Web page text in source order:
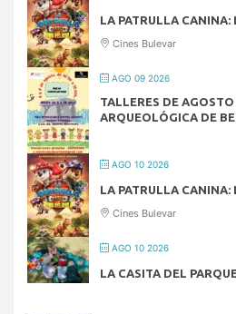
LA PATRULLA CANINA:
Cines Bulevar
AGO 09 2026
TALLERES DE
ARQUEOLÓGICA DE
AGO 10 2026
LA PATRULLA CANINA:
Cines Bulevar
AGO 10 2026
LA CASITA DEL